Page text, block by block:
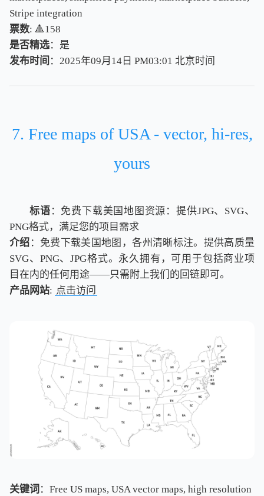
Stripe integration
票数: 🔺158
是否精选：是
发布时间 ：2025年09月14日 PM03:01 北京时间
北京时间
7. Free maps of USA - vector, hi-res,
yours
标语 ：免费下载美国地图资源：提供JPG、SVG、
PNG格式，满足您的项目需求
介绍 ：免费下载美国地图，各州清晰标注。提供高质量
SVG、PNG、JPG格式。永久拥有，可用于包括商业项
目在内的任何用途——只需附上我们的回链即可。
产品网站: 点击访问
关键词 ：Free US maps, USA vector maps, high resolution